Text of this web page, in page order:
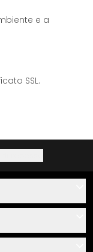
e a
SSL.